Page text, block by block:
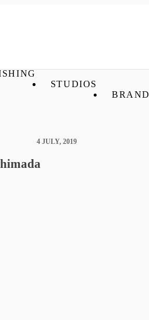
STUDIOS
4 JULY, 2019